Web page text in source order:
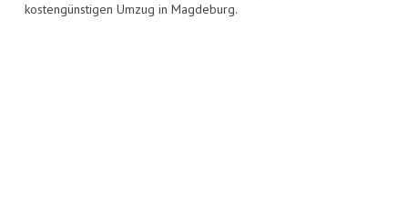
kostengünstigen Umzug in Magdeburg.